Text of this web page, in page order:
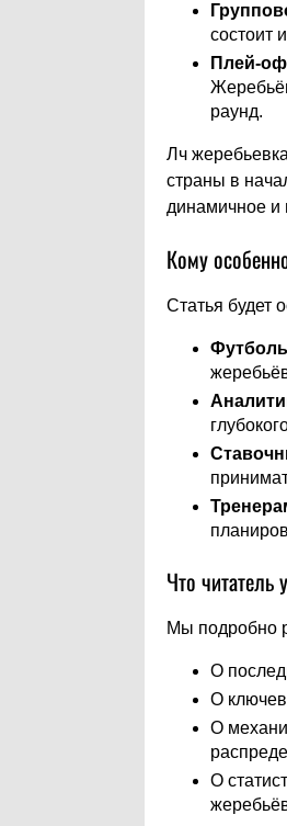
состоит
Плей-
раунд.
Лч
страны в
динамичное и
Кому
Статья будет
Что читатель
Мы подробно
О
О
О
О